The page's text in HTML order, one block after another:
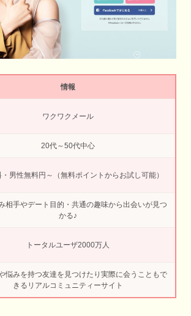
情報
ワクワクメール
20代～50代中心
男性無料円～（無料ポイントからお試し可能）
相手やデート目的・共通の趣味から出会いが見つ
かる♪
トータルユーザ2000万人
悩みを持つ友達を見つけたり実際に会うこともで
きるリアルコミュニティーサイト